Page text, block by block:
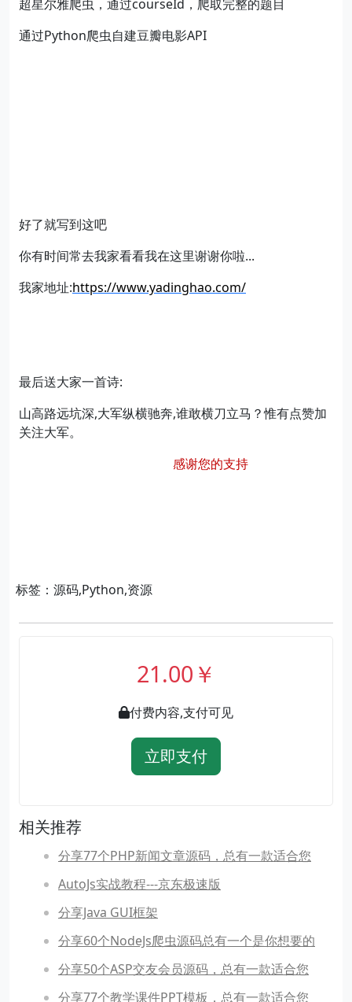
超星尔雅爬虫，通过courseId，爬取完整的题目
通过Python爬虫自建豆瓣电影API
好了就写到这吧
你有时间常去我家看看我在这里谢谢你啦...
我家地址:https://www.yadinghao.com/
最后送大家一首诗:
山高路远坑深,大军纵横驰奔,谁敢横刀立马？惟有点赞加
关注大军。
感谢您的支持
标签：源码,Python,资源
21.00￥
付费内容,支付可见
立即支付
相关推荐
分享77个PHP新闻文章源码，总有一款适合您
AutoJs实战教程---京东极速版
分享Java GUI框架
分享60个NodeJs爬虫源码总有一个是你想要的
分享50个ASP交友会员源码，总有一款适合您
分享77个教学课件PPT模板，总有一款适合您